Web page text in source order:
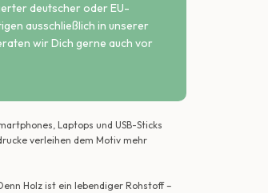
deutscher oder EU-
ausschließlich in unserer
wir Dich gerne auch vor
Laptops und USB-Sticks
verleihen dem Motiv mehr
Holz ist ein lebendiger Rohstoff –